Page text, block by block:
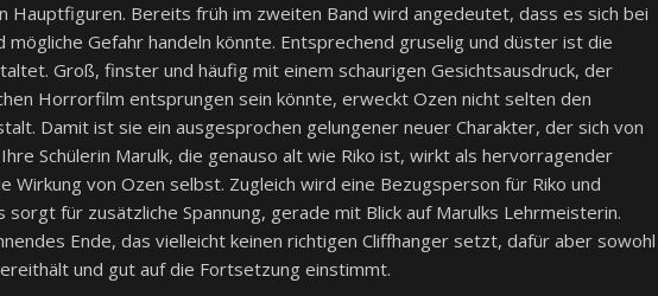
Hauptfiguren. Bereits früh im zweiten Band wird angedeutet, dass es sich bei
mögliche Gefahr handeln könnte. Entsprechend gruselig und düster ist die
Groß, finster und häufig mit einem schaurigen Gesichtsausdruck, der
Horrorfilm entsprungen sein könnte, erweckt Ozen nicht selten den
Damit ist sie ein ausgesprochen gelungener neuer Charakter, der sich von
Schülerin Marulk, die genauso alt wie Riko ist, wirkt als hervorragender
von Ozen selbst. Zugleich wird eine Bezugsperson für Riko und
für zusätzliche Spannung, gerade mit Blick auf Marulks Lehrmeisterin.
Ende, das vielleicht keinen richtigen Cliffhanger setzt, dafür aber sowohl
und gut auf die Fortsetzung einstimmt.